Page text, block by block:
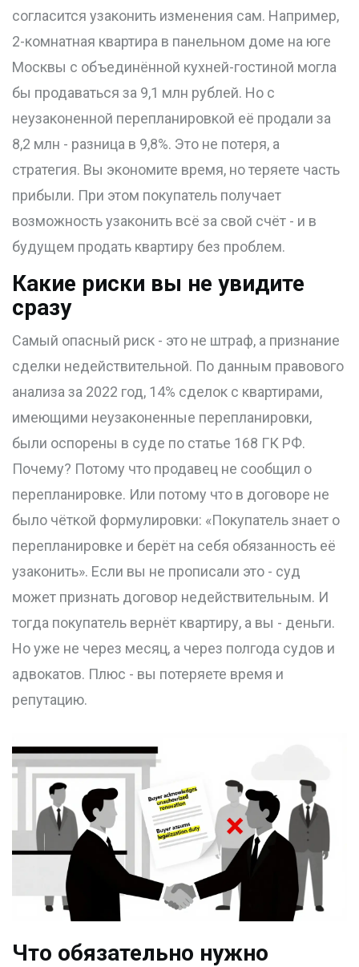
согласится узаконить изменения сам. Например,
2-комнатная квартира в панельном доме на юге
Москвы с объединённой кухней-гостиной могла
бы продаваться за 9,1 млн рублей. Но с
неузаконенной перепланировкой её продали за
8,2 млн - разница в 9,8%. Это не потеря, а
стратегия. Вы экономите время, но теряете часть
прибыли. При этом покупатель получает
возможность узаконить всё за свой счёт - и в
будущем продать квартиру без проблем.
Какие риски вы не увидите
сразу
Самый опасный риск - это не штраф, а признание
сделки недействительной. По данным правового
анализа за 2022 год, 14% сделок с квартирами,
имеющими неузаконенные перепланировки,
были оспорены в суде по статье 168 ГК РФ.
Почему? Потому что продавец не сообщил о
перепланировке. Или потому что в договоре не
было чёткой формулировки: «Покупатель знает о
перепланировке и берёт на себя обязанность её
узаконить». Если вы не прописали это - суд
может признать договор недействительным. И
тогда покупатель вернёт квартиру, а вы - деньги.
Но уже не через месяц, а через полгода судов и
адвокатов. Плюс - вы потеряете время и
репутацию.
Что обязательно нужно